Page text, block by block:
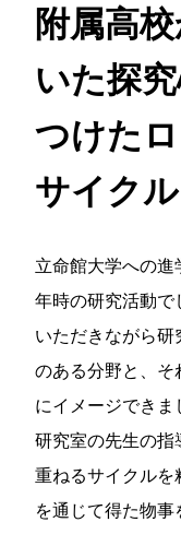
附属高
いた探
つけた
サイクル
立命館大学への進
年時の研究活動で
いただきながら研
のある分野と、そ
にイメージできま
研究室の先生の指
重ねるサイクルを
を通じて得た物